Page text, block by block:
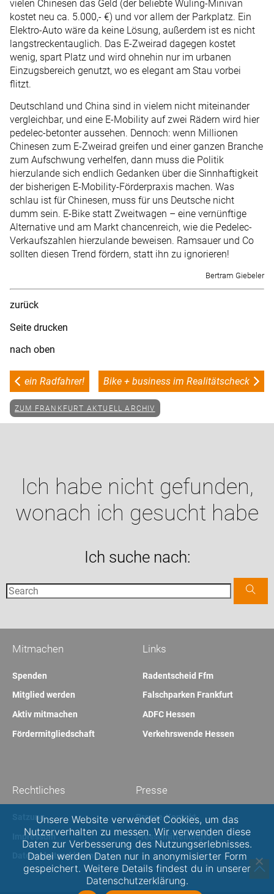
vielen Chinesen das Geld (der beliebte Wuling-Minivan
kostet neu ca. 5.000,- €) und vor allem der Parkplatz. Ein
Elektro-Auto wäre da keine Lösung, außerdem ist es nicht
langstreckentauglich. Das E-Zweirad dagegen kostet
wenig, spart Platz und wird ohnehin nur im urbanen
Einzugsbereich genutzt, wo es elegant am Stau vorbei
flitzt.
Deutschland und China sind in vielem nicht miteinander
vergleichbar, und eine E-Mobility auf zwei Rädern wird hier
pedelec-betonter aussehen. Dennoch: wenn Millionen
Chinesen zum E-Zweirad greifen und einer ganzen Branche
zum Aufschwung verhelfen, dann muss die Politik
hierzulande sich endlich Gedanken über die Sinnhaftigkeit
der bisherigen E-Mobility-Förderpraxis machen. Was
schlau ist für Chinesen, muss für uns Deutsche nicht
dumm sein. E-Bike statt Zweitwagen – eine vernünftige
Alternative und am Markt chancenreich, wie die Pedelec-
Verkaufszahlen hierzulande beweisen. Ramsauer und Co
sollten diesen Trend fördern, statt ihn zu ignorieren!
Bertram Giebeler
zurück
Seite drucken
nach oben
ein Radfahrer! Bike + business im Realitätscheck
ZUM FRANKFURT AKTUELL ARCHIV
Ich habe nicht gefunden,
wonach ich gesucht habe
Ich suche nach:
Links
Radentscheid Ffm
Falschparken Frankfurt
ADFC Hessen
Verkehrswende Hessen
Mitmachen
Spenden
Mitglied werden
Aktiv mitmachen
Fördermitgliedschaft
Presse
Presse-Kontakt
Pressemitteilungen
Rechtliches
Satzung
Impressum
Datenschutzerklärung
Unsere Website verwendet Cookies, um das
Nutzerverhalten zu messen. Wir verwenden diese
Daten zur Verbesserung des Nutzungserlebnisses.
Dabei werden Daten nur in anonymisierter Form
gespeichert. Weitere Details findest du in unserer
Datenschutzerklärung.